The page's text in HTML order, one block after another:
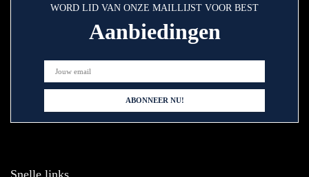
WORD LID VAN ONZE MAILLIJST VOOR BEST
Aanbiedingen